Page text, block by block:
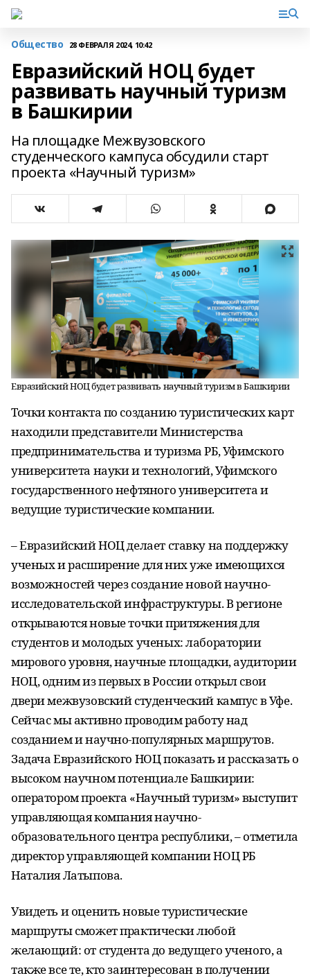
Общество 28 ФЕВРАЛЯ 2024, 10:42
Евразийский НОЦ будет
развивать научный туризм
в Башкирии
На площадке Межвузовского
студенческого кампуса обсудили старт
проекта «Научный туризм»
Евразийский НОЦ будет развивать научный туризм в Башкирии
Точки контакта по созданию туристических карт
находили представители Министерства
предпринимательства и туризма РБ, Уфимского
университета науки и технологий, Уфимского
государственного нефтяного университета и
ведущие туристические компании.
– Евразийский НОЦ делает ставку на поддержку
ученых и расширение для них уже имеющихся
возможностей через создание новой научно-
исследовательской инфраструктуры. В регионе
открываются новые точки притяжения для
студентов и молодых ученых: лаборатории
мирового уровня, научные площадки, аудитории
НОЦ, одним из первых в России открыл свои
двери межвузовский студенческий кампус в Уфе.
Сейчас мы активно проводим работу над
созданием и научно-популярных маршрутов.
Задача Евразийского НОЦ показать и рассказать о
высоком научном потенциале Башкирии:
оператором проекта «Научный туризм» выступит
управляющая компания научно-
образовательного центра республики, – отметила
директор управляющей компании НОЦ РБ
Наталия Латыпова.
Увидеть и оценить новые туристические
маршруты сможет практически любой
желающий: от студента до ведущего ученого, а
также все те, кто заинтересован в получении